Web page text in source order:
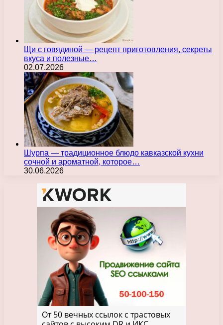
Щи с говядиной — рецепт приготовления, секреты
вкуса и полезные…
02.07.2026
Шурпа — традиционное блюдо кавказской кухни
сочной и ароматной, которое…
30.06.2026